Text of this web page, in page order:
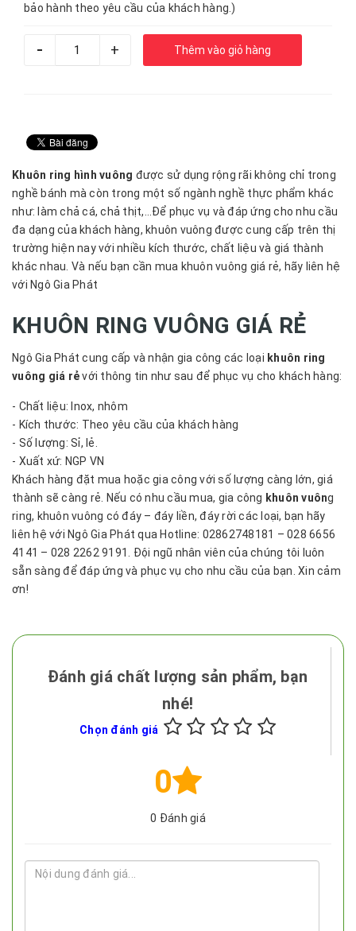
bảo hành theo yêu cầu của khách hàng.)
- + Thêm vào giỏ hàng
Khuôn ring hình vuông được sử dụng rộng rãi không chỉ trong
nghề bánh mà còn trong một số ngành nghề thực phẩm khác
như: làm chả cá, chả thịt,…Để phục vụ và đáp ứng cho nhu cầu
đa dạng của khách hàng, khuôn vuông được cung cấp trên thị
trường hiện nay với nhiều kích thước, chất liệu và giá thành
khác nhau. Và nếu bạn cần mua khuôn vuông giá rẻ, hãy liên hệ
với Ngô Gia Phát
KHUÔN RING VUÔNG GIÁ RẺ
Ngô Gia Phát cung cấp và nhận gia công các loại khuôn ring
vuông giá rẻvới thông tin như sau để phục vụ cho khách hàng:
- Chất liệu: Inox, nhôm
- Kích thước: Theo yêu cầu của khách hàng
- Số lượng: Sỉ, lẻ.
- Xuất xứ: NGP VN
Khách hàng đặt mua hoặc gia công với số lượng càng lớn, giá
thành sẽ càng rẻ. Nếu có nhu cầu mua, gia công khuôn vuông
ring, khuôn vuông có đáy – đáy liền, đáy rời các loại, bạn hãy
liên hệ với Ngô Gia Phát qua Hotline: 02862748181 – 028 6656
4141 – 028 2262 9191. Đội ngũ nhân viên của chúng tôi luôn
sẵn sàng để đáp ứng và phục vụ cho nhu cầu của bạn. Xin cảm
ơn!
Đánh giá chất lượng sản phẩm, bạn
nhé!
Chọn đánh giá
0
0 Đánh giá